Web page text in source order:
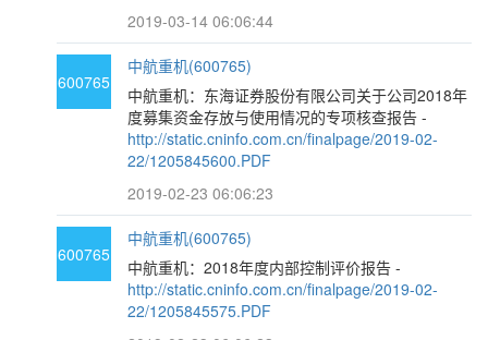
2019-03-14 06:06:44
600765
中航重机(600765)
中航重机：东海证券股份有限公司关于公司2018年
度募集资金存放与使用情况的专项核查报告 -
http://static.cninfo.com.cn/finalpage/2019-02-
22/1205845600.PDF
2019-02-23 06:06:23
600765
中航重机(600765)
中航重机：2018年度内部控制评价报告 -
http://static.cninfo.com.cn/finalpage/2019-02-
22/1205845575.PDF